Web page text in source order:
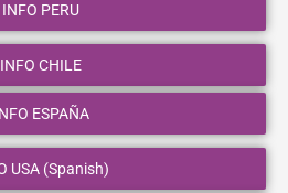
INFO PERU
INFO CHILE
ESPAÑA
USA (Spanish)